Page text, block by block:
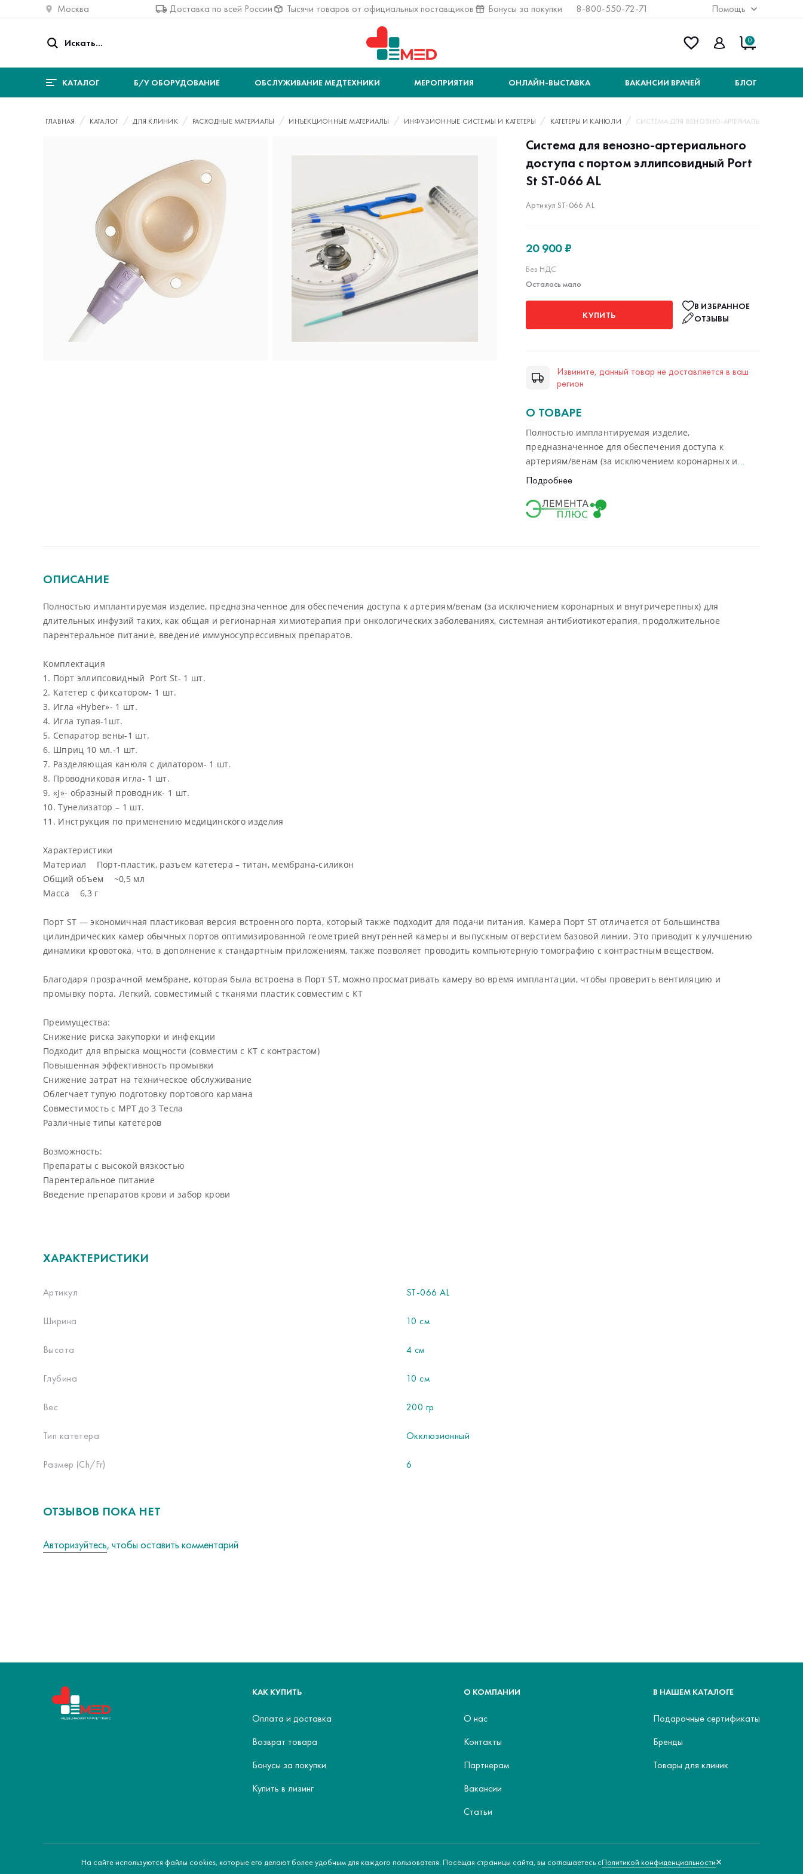
Москва Доставка по всей России Тысячи товаров от официальных поставщиков Бонусы за покупки 8-800-550-72-71 Помощь
0
КАТАЛОГ Б/У ОБОРУДОВАНИЕ ОБСЛУЖИВАНИЕ МЕДТЕХНИКИ МЕРОПРИЯТИЯ ОНЛАЙН-ВЫСТАВКА ВАКАНСИИ ВРАЧЕЙ БЛОГ
ГЛАВНАЯ КАТАЛОГ ДЛЯ КЛИНИК РАСХОДНЫЕ МАТЕРИАЛЫ ИНЪЕКЦИОННЫЕ МАТЕРИАЛЫ ИНФУЗИОННЫЕ СИСТЕМЫ И КАТЕТЕРЫ КАТЕТЕРЫ И КАНЮЛИ СИСТЕМА ДЛЯ ВЕНОЗНО-АРТЕРИАЛЬНОГО
Система для венозно-артериального
доступа с портом эллипсовидный Port
St ST-066 AL
Артикул ST-066 AL
20 900 ₽
Без НДС
Осталось мало
КУПИТЬ
В ИЗБРАННОЕ
ОТЗЫВЫ
Извините, данный товар не доставляется в ваш
регион
О ТОВАРЕ
Полностью имплантируемая изделие,
предназначенное для обеспечения доступа к
артериям/венам (за исключением коронарных и
внутричерепных) для длительных инфузий таких, как
общая и регионарная химиотерапия при
онкологических заболеваниях, системная
антибиотикотерапия, продолжительное
2. Катетер с фиксатором- 1 шт.
3. Игла «Hyber»- 1 шт.
портов оптимизированной геометрией внутренней
камеры и выпускным отверстием базовой линии. Это
приводит к улучшению динамики кровотока, что, в
позволяет проводить компьютерную томографию с
Подробнее
ОПИСАНИЕ
Полностью имплантируемая изделие, предназначенное для обеспечения доступа к артериям/венам (за исключением коронарных и внутричерепных) для
длительных инфузий таких, как общая и регионарная химиотерапия при онкологических заболеваниях, системная антибиотикотерапия, продолжительное
парентеральное питание, введение иммуносупрессивных препаратов.
Комплектация
1. Порт эллипсовидный Port St- 1 шт.
2. Катетер с фиксатором- 1 шт.
3. Игла «Hyber»- 1 шт.
4. Игла тупая-1шт.
5. Сепаратор вены-1 шт.
6. Шприц 10 мл.-1 шт.
7. Разделяющая канюля с дилатором- 1 шт.
8. Проводниковая игла- 1 шт.
9. «J»- образный проводник- 1 шт.
10. Тунелизатор – 1 шт.
11. Инструкция по применению медицинского изделия
Характеристики
Материал Порт-пластик, разъем катетера – титан, мембрана-силикон
Общий объем ~0,5 мл
Масса 6,3 г
Порт ST — экономичная пластиковая версия встроенного порта, который также подходит для подачи питания. Камера Порт ST отличается от большинства
цилиндрических камер обычных портов оптимизированной геометрией внутренней камеры и выпускным отверстием базовой линии. Это приводит к улучшению
динамики кровотока, что, в дополнение к стандартным приложениям, также позволяет проводить компьютерную томографию с контрастным веществом.
Благодаря прозрачной мембране, которая была встроена в Порт ST, можно просматривать камеру во время имплантации, чтобы проверить вентиляцию и
промывку порта. Легкий, совместимый с тканями пластик совместим с КТ
Преимущества:
Снижение риска закупорки и инфекции
Подходит для впрыска мощности (совместим с КТ с контрастом)
Повышенная эффективность промывки
Снижение затрат на техническое обслуживание
Облегчает тупую подготовку портового кармана
Совместимость с МРТ до 3 Тесла
Различные типы катетеров
Возможность:
Препараты с высокой вязкостью
Парентеральное питание
Введение препаратов крови и забор крови
ХАРАКТЕРИСТИКИ
Артикул ST-066 AL
Ширина 10 см
Высота 4 см
Глубина 10 см
Вес 200 гр
Тип катетера Окклюзионный
Размер (Ch/Fr) 6
ОТЗЫВОВ ПОКА НЕТ
Авторизуйтесь, чтобы оставить комментарий
КАК КУПИТЬ
Оплата и доставка
Возврат товара
Бонусы за покупки
Купить в лизинг
О КОМПАНИИ
О нас
Контакты
Партнерам
Вакансии
Статьи
В НАШЕМ КАТАЛОГЕ
Подарочные сертификаты
Бренды
Товары для клиник
Политика обработки персональных данных
© 2026 ЕМЕD - медицинский маркетплейс
На сайте используются файлы cookies, которые его делают более удобным для каждого пользователя. Посещая страницы сайта, вы соглашаетесь сПолитикой конфиденциальности×